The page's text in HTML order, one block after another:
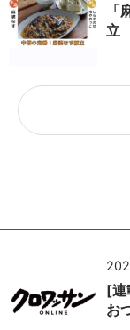
立
[連
お